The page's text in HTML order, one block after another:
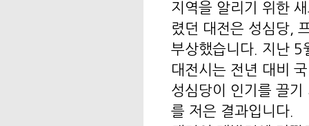
지역을 알리기 위한
렸던 대전은 성심당,
부상했습니다. 지난 5
대전시는 전년 대비
성심당이 인기를 끌
를 저은 결과입니다.